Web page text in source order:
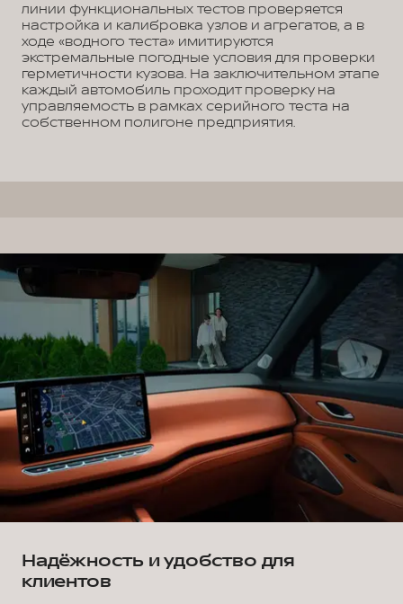
линии функциональных тестов проверяется
настройка и калибровка узлов и агрегатов, а в
ходе «водного теста» имитируются
экстремальные погодные условия для проверки
герметичности кузова. На заключительном этапе
каждый автомобиль проходит проверку на
управляемость в рамках серийного теста на
собственном полигоне предприятия.
Надёжность и удобство для
клиентов